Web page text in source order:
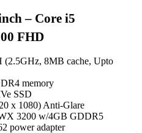
– Core i5
FHD
(2.5GHz, 8MB cache, Upto
memory
SSD
x 1080) Anti-Glare
3200 w/4GB GDDR5
power adapter